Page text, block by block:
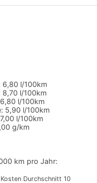
6,80 l/100km
8,70 l/100km
6,80 l/100km
5,90 l/100km
7,00 l/100km
g/km
km pro Jahr:
Durchschnitt 10